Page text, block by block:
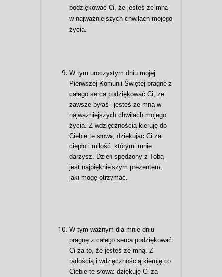
podziękować Ci, że jesteś ze mną
w najważniejszych chwilach mojego
życia.
W tym uroczystym dniu mojej
Pierwszej Komunii Świętej pragnę z
całego serca podziękować Ci, że
zawsze byłaś i jesteś ze mną w
najważniejszych chwilach mojego
życia. Z wdzięcznością kieruję do
Ciebie te słowa, dziękując Ci za
ciepło i miłość, którymi mnie
darzysz. Dzień spędzony z Tobą
jest najpiękniejszym prezentem,
jaki mogę otrzymać.
W tym ważnym dla mnie dniu
pragnę z całego serca podziękować
Ci za to, że jesteś ze mną. Z
radością i wdzięcznością kieruję do
Ciebie te słowa: dziękuję Ci za